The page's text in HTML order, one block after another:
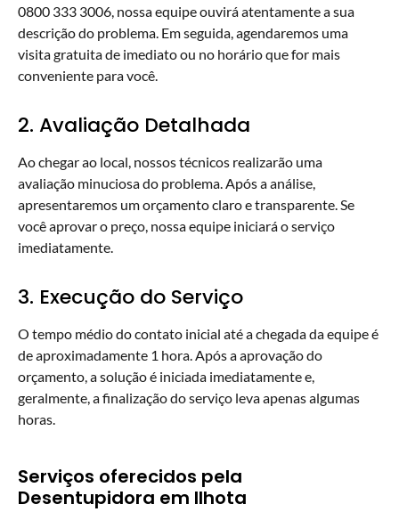
0800 333 3006, nossa equipe ouvirá atentamente a sua
descrição do problema. Em seguida, agendaremos uma
visita gratuita de imediato ou no horário que for mais
conveniente para você.
2. Avaliação Detalhada
Ao chegar ao local, nossos técnicos realizarão uma
avaliação minuciosa do problema. Após a análise,
apresentaremos um orçamento claro e transparente. Se
você aprovar o preço, nossa equipe iniciará o serviço
imediatamente.
3. Execução do Serviço
O tempo médio do contato inicial até a chegada da equipe é
de aproximadamente 1 hora. Após a aprovação do
orçamento, a solução é iniciada imediatamente e,
geralmente, a finalização do serviço leva apenas algumas
horas.
Serviços oferecidos pela
Desentupidora em Ilhota